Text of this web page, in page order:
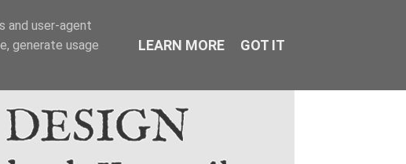
and user-agent
generate usage
LEARN MORE GOT IT